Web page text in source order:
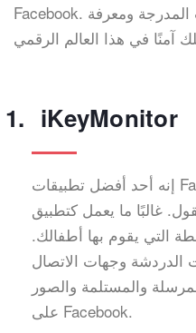
Facebook. يمكنك تحديد أي من التطبيقات المدرجة ومعرفة
iKeyMonitor
إنه أحد أفضل تطبيقات Facebook مع مجموعة من
غالبًا ما يعمل كتطبيق
التي يقوم بها أطفالك.
وجهات الاتصال
والمستلمة والصور
على Facebook.